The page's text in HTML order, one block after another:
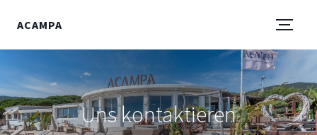
ACAMPA
Uns kontaktieren